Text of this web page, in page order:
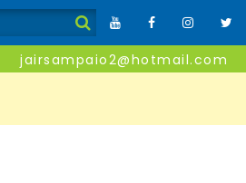
jairsampaio2@hotmail.com